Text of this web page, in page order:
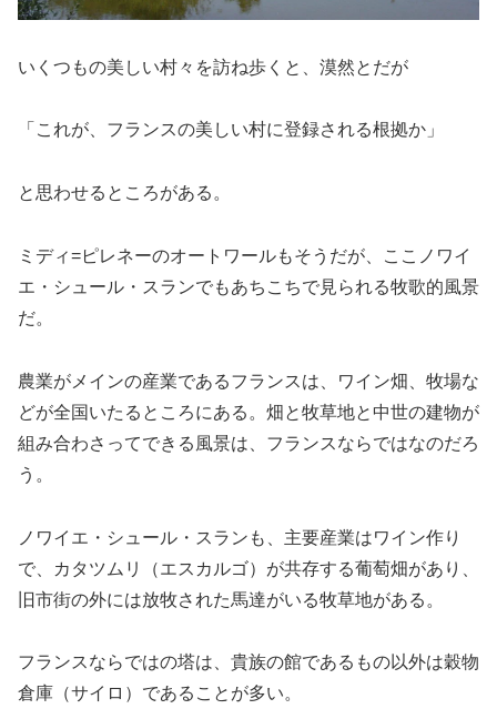
いくつもの美しい村々を訪ね歩くと、漠然とだが
「これが、フランスの美しい村に登録される根拠か」
と思わせるところがある。
ミディ=ピレネーのオートワールもそうだが、ここノワイ
エ・シュール・スランでもあちこちで見られる牧歌的風景
だ。
農業がメインの産業であるフランスは、ワイン畑、牧場な
どが全国いたるところにある。畑と牧草地と中世の建物が
組み合わさってできる風景は、フランスならではなのだろ
う。
ノワイエ・シュール・スランも、主要産業はワイン作り
で、カタツムリ（エスカルゴ）が共存する葡萄畑があり、
旧市街の外には放牧された馬達がいる牧草地がある。
フランスならではの塔は、貴族の館であるもの以外は穀物
倉庫（サイロ）であることが多い。